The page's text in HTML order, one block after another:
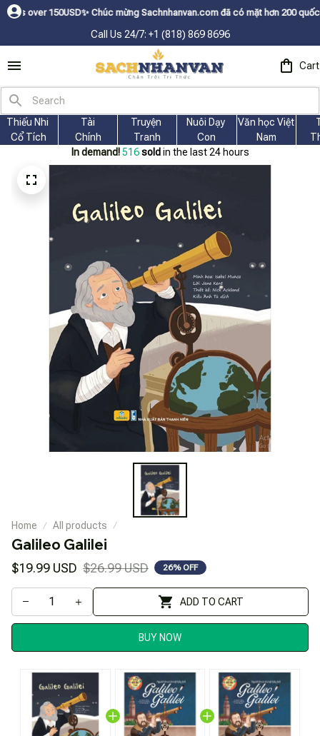
✨Chúc mừng Sachnhanvan.com đã có mặt hơn 200 quốc gia như Mỹ,
Call Us 24/7: +1 (818) 869 8696
Cart
Thiếu Nhi
Cổ Tích
Tài
Chính
Truyện
Tranh
Nuôi Dạy
Con
Văn học Việt
Nam
In demand! 516 sold in the last 24 hours
Home All products
Galileo Galilei
$19.99 USD $26.99 USD 26% OFF
ADD TO CART
BUY NOW